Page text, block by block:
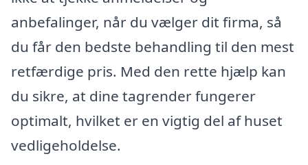
anbefalinger, når du vælger dit firma, så
du får den bedste behandling til den mest
retfærdige pris. Med den rette hjælp kan
du sikre, at dine tagrender fungerer
optimalt, hvilket er en vigtig del af huset
vedligeholdelse.